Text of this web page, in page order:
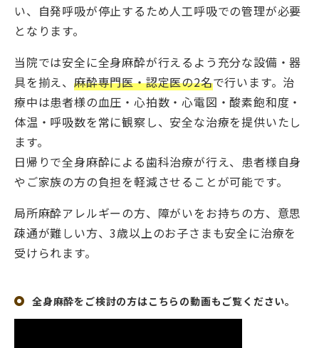
い、自発呼吸が停止するため人工呼吸での管理が必要
となります。
当院では安全に全身麻酔が行えるよう充分な設備・器
具を揃え、 麻酔専門医・認定医の2名で行います。治
療中は患者様の血圧・心拍数・心電図・酸素飽和度・
体温・呼吸数を常に観察し、安全な治療を提供いたし
ます。
日帰りで全身麻酔による歯科治療が行え、患者様自身
やご家族の方の負担を軽減させることが可能です。
局所麻酔アレルギーの方、障がいをお持ちの方、意思
疎通が難しい方、3歳以上のお子さまも安全に治療を
受けられます。
全身麻酔をご検討の方はこちらの動画もご覧ください。